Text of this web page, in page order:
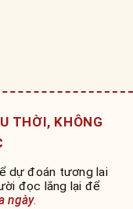
THỜI, KHÔNG
dự đoán tương lai
đọc lắng lại để
ngày.